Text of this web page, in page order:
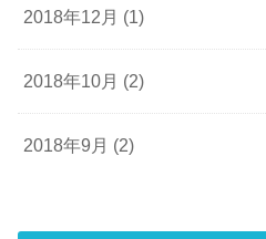
2018年12月 (1)
2018年10月 (2)
2018年9月 (2)